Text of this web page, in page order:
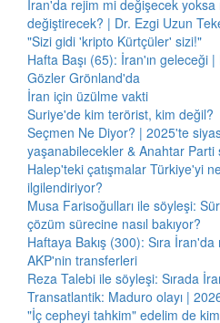
İran'da rejim mi değişecek
değiştirecek? | Dr. Ezgi Uzun
"Sizi gidi 'kripto Kürtçüler' sizi!"
Hafta Başı (65): İran'ın geleceği
Gözler Grönland'da
İran için üzülme vakti
Suriye'de kim terörist, kim değil?
Seçmen Ne Diyor? | 2025'te
yaşanabilecekler & Anahtar Parti
Halep'teki çatışmalar Türkiye'yi
ilgilendiriyor?
Musa Farisoğulları ile söyleşi:
çözüm sürecine nasıl bakıyor?
Haftaya Bakış (300): Sıra
AKP'nin transferleri
Reza Talebi ile söyleşi: Sırada
Transatlantik: Maduro olayı |
"İç cepheyi tahkim" edelim de